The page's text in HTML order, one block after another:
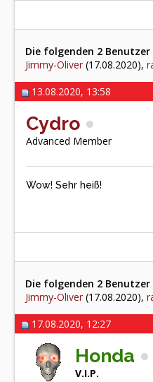
Die folgenden 2
Jimmy-Oliver (17.08.2020),
13.08.2020, 13:58
Cydro
Advanced Member
Wow! Sehr heiß!
Die folgenden 2
Jimmy-Oliver (17.08.2020),
17.08.2020, 12:27
Honda
V.I.P.